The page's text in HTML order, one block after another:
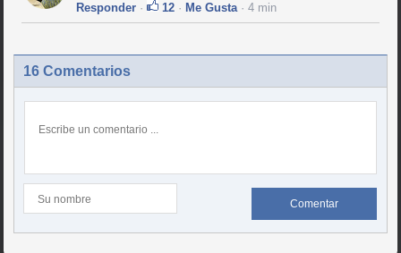
Responder · 12 · Me Gusta· 4 min
16 Comentarios
Comentar